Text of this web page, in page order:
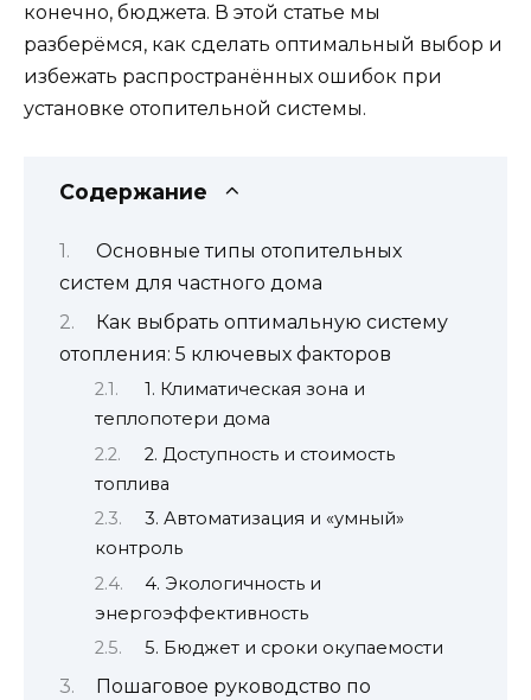
конечно, бюджета. В этой статье мы
разберёмся, как сделать оптимальный выбор и
избежать распространённых ошибок при
установке отопительной системы.
Содержание
Основные типы отопительных
систем для частного дома
Как выбрать оптимальную систему
отопления: 5 ключевых факторов
1. Климатическая зона и
теплопотери дома
2. Доступность и стоимость
топлива
3. Автоматизация и «умный»
контроль
4. Экологичность и
энергоэффективность
5. Бюджет и сроки окупаемости
Пошаговое руководство по